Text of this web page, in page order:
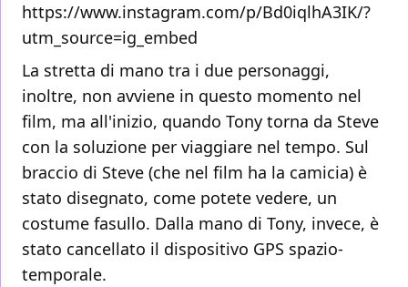
https://www.instagram.com/p/Bd0iqlhA3IK/?
utm_source=ig_embed
La stretta di mano tra i due personaggi,
inoltre, non avviene in questo momento nel
film, ma all'inizio, quando Tony torna da Steve
con la soluzione per viaggiare nel tempo. Sul
braccio di Steve (che nel film ha la camicia) è
stato disegnato, come potete vedere, un
costume fasullo. Dalla mano di Tony, invece, è
stato cancellato il dispositivo GPS spazio-
temporale.